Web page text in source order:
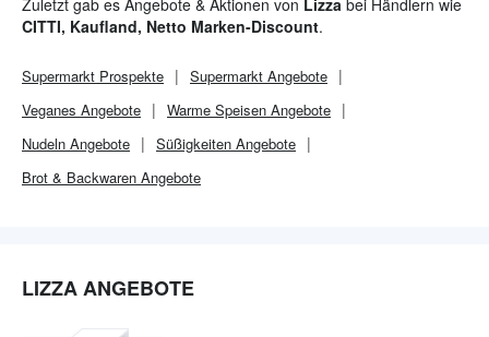
Zuletzt gab es Angebote & Aktionen von Lizza bei Händlern wie
CITTI, Kaufland, Netto Marken-Discount.
Supermarkt Prospekte Supermarkt Angebote
Veganes Angebote
Warme Speisen Angebote
Nudeln Angebote
Süßigkeiten Angebote
Brot & Backwaren Angebote
LIZZA ANGEBOTE